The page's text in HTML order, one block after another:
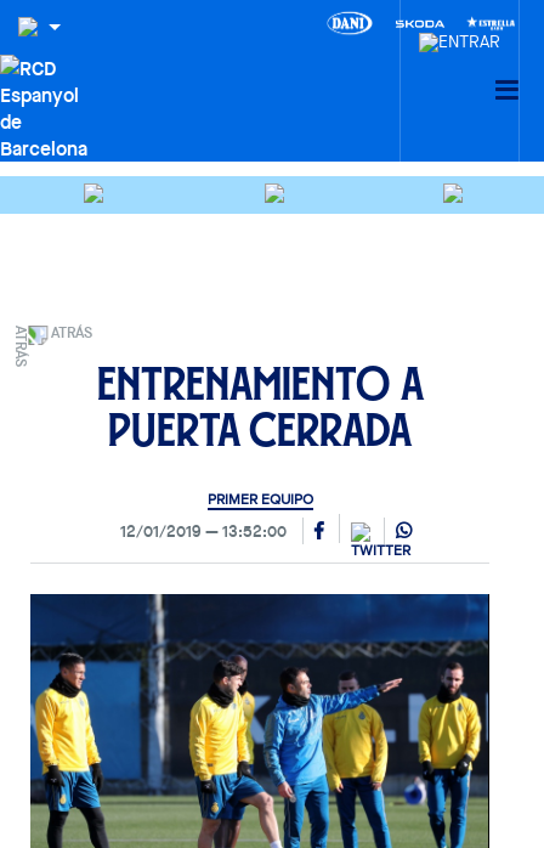
ATRÁS
Entrenamiento a
puerta cerrada
PRIMER EQUIPO
12/01/2019 13:52:00